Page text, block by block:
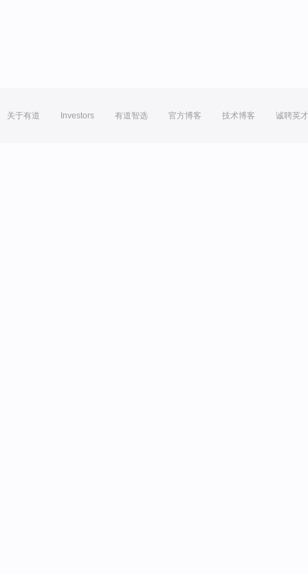
关于有道 Investors 有道智选 官方博客 技术博客 诚聘英才